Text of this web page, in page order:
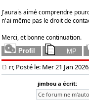
J'aurais aimé comprendre
n'ai même pas le droit de
Merci, et bonne continuation.
rr, Posté le: Mer 21 Jan
jimbou a écrit:
Ce forum ne